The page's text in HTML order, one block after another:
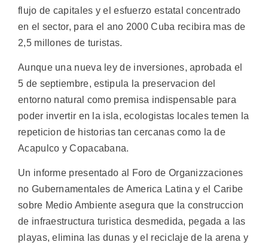
flujo de capitales y el esfuerzo estatal concentrado
en el sector, para el ano 2000 Cuba recibira mas de
2,5 millones de turistas.
Aunque una nueva ley de inversiones, aprobada el
5 de septiembre, estipula la preservacion del
entorno natural como premisa indispensable para
poder invertir en la isla, ecologistas locales temen la
repeticion de historias tan cercanas como la de
Acapulco y Copacabana.
Un informe presentado al Foro de Organizzaciones
no Gubernamentales de America Latina y el Caribe
sobre Medio Ambiente asegura que la construccion
de infraestructura turistica desmedida, pegada a las
playas, elimina las dunas y el reciclaje de la arena y